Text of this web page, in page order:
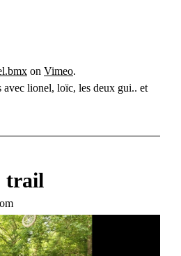
on Vimeo.
lionel, loïc, les deux gui.. et
trail